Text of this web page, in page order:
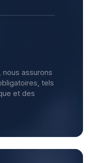
nous assurons
tels
et des